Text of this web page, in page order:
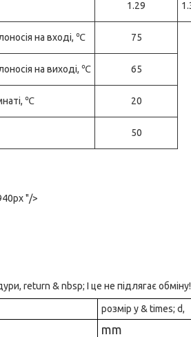
1.29
на вході, ℃ 75
на виході, ℃ 65
℃ 20
50
"/>
return & nbsp; І це не підлягає обміну!
розмір у & times; d,
mm